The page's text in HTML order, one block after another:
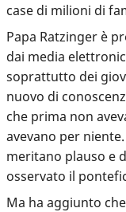
case di milioni di
Papa Ratzinger è
dai media
soprattutto dei
nuovo di
che prima non
avevano per
meritano plauso e
osservato il
Ma ha aggiunto